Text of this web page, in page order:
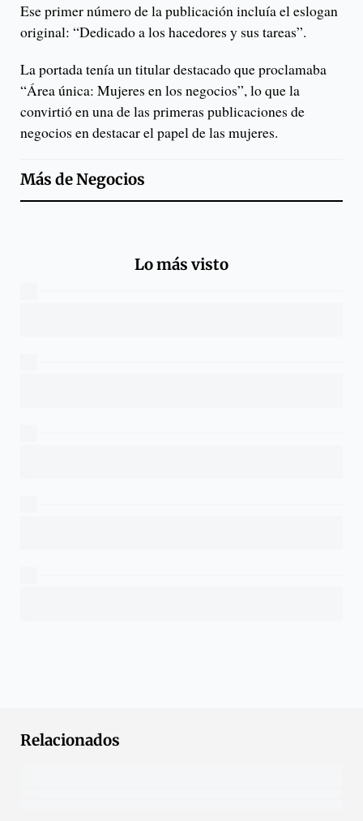
Ese primer número de la publicación incluía el eslogan
original: “Dedicado a los hacedores y sus tareas”.
La portada tenía un titular destacado que proclamaba
“Área única: Mujeres en los negocios”, lo que la
convirtió en una de las primeras publicaciones de
negocios en destacar el papel de las mujeres.
Más deNegocios
Lo más visto
Relacionados